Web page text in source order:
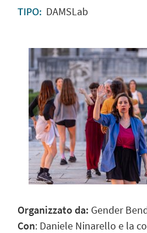
TIPO: DAMSLab
Organizzato da: Gender
Con: Daniele Ninarello e la